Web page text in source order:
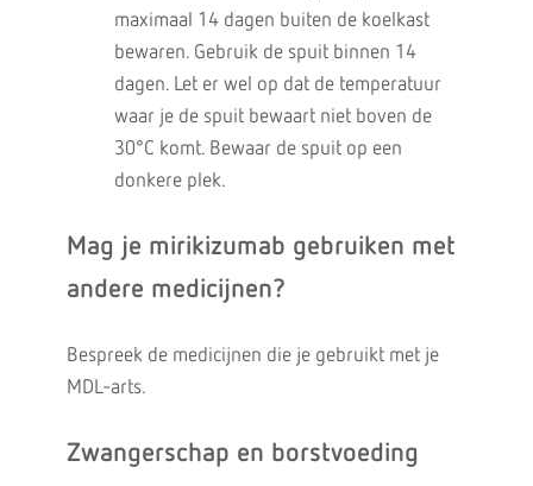
maximaal 14 dagen buiten de koelkast
bewaren. Gebruik de spuit binnen 14
dagen. Let er wel op dat de temperatuur
waar je de spuit bewaart niet boven de
30°C komt. Bewaar de spuit op een
donkere plek.
Mag je mirikizumab gebruiken met
andere medicijnen?
Bespreek de medicijnen die je gebruikt met je
MDL-arts.
Zwangerschap en borstvoeding